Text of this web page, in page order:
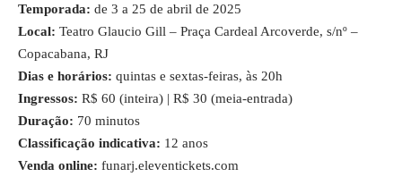
Temporada: de 3 a 25 de abril de 2025
Local: Teatro Glaucio Gill – Praça Cardeal Arcoverde, s/nº –
Copacabana, RJ
Dias e horários: quintas e sextas-feiras, às 20h
Ingressos: R$ 60 (inteira) | R$ 30 (meia-entrada)
Duração: 70 minutos
Classificação indicativa: 12 anos
Venda online: funarj.eleventickets.com